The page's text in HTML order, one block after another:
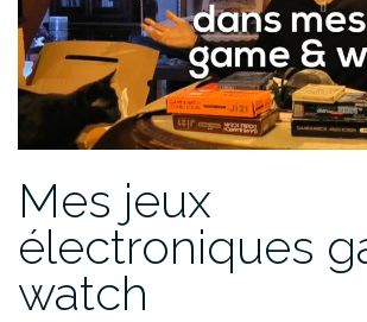
Mes jeux
électroniques
watch